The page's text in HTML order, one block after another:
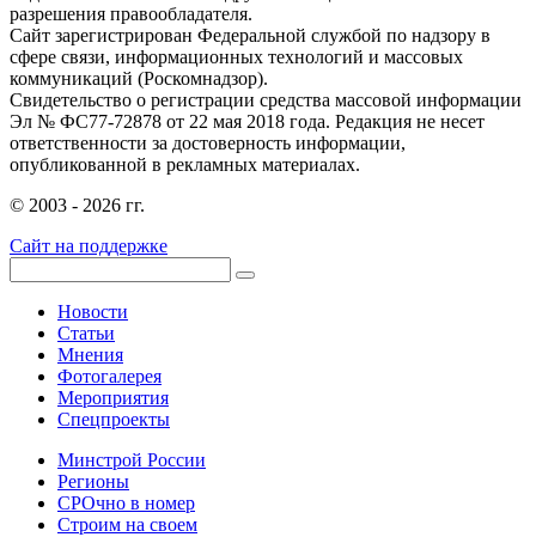
разрешения правообладателя.
Сайт зарегистрирован Федеральной службой по надзору в
сфере связи, информационных технологий и массовых
коммуникаций (Роскомнадзор).
Свидетельство о регистрации средства массовой информации
Эл № ФС77-72878 от 22 мая 2018 года. Редакция не несет
ответственности за достоверность информации,
опубликованной в рекламных материалах.
© 2003 - 2026 гг.
Сайт на поддержке
Новости
Статьи
Мнения
Фотогалерея
Мероприятия
Спецпроекты
Минстрой России
Регионы
СРОчно в номер
Строим на своем